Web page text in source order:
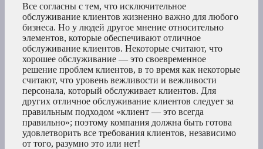
Все согласны с тем, что исключительное
обслуживание клиентов жизненно важно для любого
бизнеса. Но у людей другое мнение относительно
элементов, которые обеспечивают отличное
обслуживание клиентов. Некоторые считают, что
хорошее обслуживание — это своевременное
решение проблем клиентов, в то время как некоторые
считают, что уровень вежливости и вежливости
персонала, который обслуживает клиентов. Для
других отличное обслуживание клиентов следует за
правильным подходом «клиент — это всегда
правильно»; поэтому компания должна быть готова
удовлетворить все требования клиентов, независимо
от того, разумно это или нет!